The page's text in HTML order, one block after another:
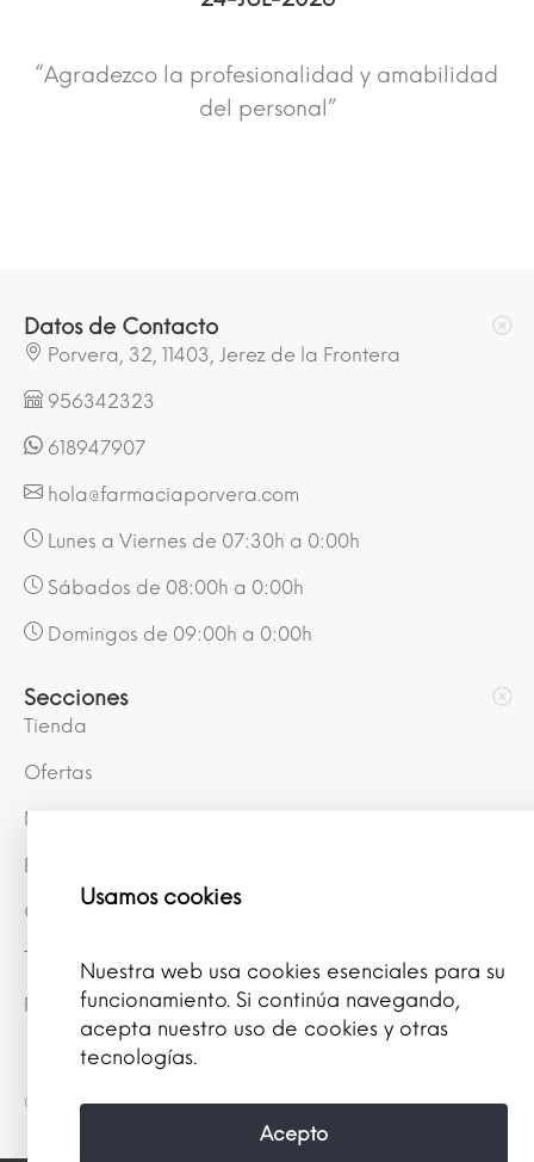
“Agradezco la profesionalidad y amabilidad
del personal”
Datos de Contacto
Porvera, 32, 11403, Jerez de la Frontera
956342323
618947907
hola@farmaciaporvera.com
Lunes a Viernes de 07:30h a 0:00h
Sábados de 08:00h a 0:00h
Domingos de 09:00h a 0:00h
Secciones
Tienda
Ofertas
Mis puntos
Blog
Conócenos
Términos y Condiciones
Política de privacidad
© 2026 Farmacia Porvera
Usamos cookies
Nuestra web usa cookies esenciales para su
funcionamiento. Si continúa navegando,
acepta nuestro uso de cookies y otras
tecnologías.
Acepto